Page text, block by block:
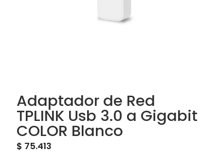
Adaptador de Red
TPLINK Usb 3.0 a Gigabit
COLOR Blanco
$ 75.413